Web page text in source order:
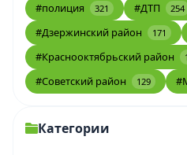
#полиция 321 #ДТП 254
#Дзержинский район 171
#Краснооктябрьский район
#Советский район 129
Категории